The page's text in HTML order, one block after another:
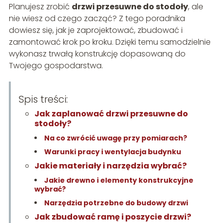
Planujesz zrobić drzwi przesuwne do stodoły, ale
nie wiesz od czego zacząć? Z tego poradnika
dowiesz się, jak je zaprojektować, zbudować i
zamontować krok po kroku. Dzięki temu samodzielnie
wykonasz trwałą konstrukcję dopasowaną do
Twojego gospodarstwa.
Spis treści:
Jak zaplanować drzwi przesuwne do
stodoły?
Na co zwrócić uwagę przy pomiarach?
Warunki pracy i wentylacja budynku
Jakie materiały i narzędzia wybrać?
Jakie drewno i elementy konstrukcyjne
wybrać?
Narzędzia potrzebne do budowy drzwi
Jak zbudować ramę i poszycie drzwi?